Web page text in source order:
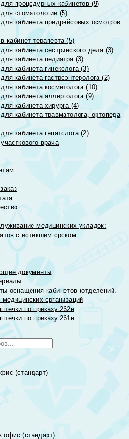
процедурных кабинетов (9)
стоматологии (5)
кабинета предрейсовых осмотров
кабинет терапевта (5)
кабинета сестринского дела (3)
кабинета педиатра (3)
кабинета гинеколога (3)
кабинета гастроэнтеролога (2)
кабинета косметолога (10)
кабинета аллерголога (9)
кабинета хирурга (4)
кабинета травматолога, ортопеда
кабинета гепатолога (2)
врача
медицинских укладок:
с истекшим сроком
документы
оснащения кабинетов (отделений,
медицинских организаций
по приказу 262н
по приказу 261н
(стандарт)
офис (стандарт)